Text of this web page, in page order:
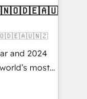
and 2024
most
Solutions